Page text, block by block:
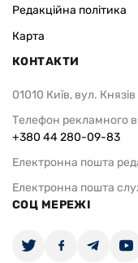
Редакційна політика
Карта
КОНТАКТИ
01010 Київ, вул.
Телефон рекламного
+380 44 280-09-83
Електронна пошта
Електронна пошта
СОЦ МЕРЕЖІ